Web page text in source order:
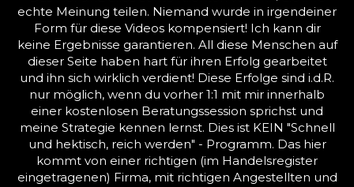
echte Meinung teilen. Niemand wurde in irgendeiner
Form für diese Videos kompensiert! Ich kann dir
keine Ergebnisse garantieren. All diese Menschen auf
dieser Seite haben hart für ihren Erfolg gearbeitet
und ihn sich wirklich verdient! Diese Erfolge sind i.d.R.
nur möglich, wenn du vorher 1:1 mit mir innerhalb
einer kostenlosen Beratungssession sprichst und
meine Strategie kennen lernst. Dies ist KEIN "Schnell
und hektisch, reich werden" - Programm. Das hier
kommt von einer richtigen (im Handelsregister
eingetragenen) Firma, mit richtigen Angestellten und